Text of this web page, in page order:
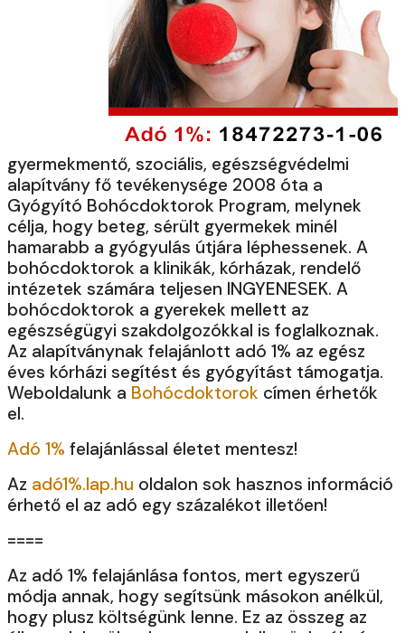
gyermekmentő, szociális, egészségvédelmi
alapítvány fő tevékenysége 2008 óta a
Gyógyító Bohócdoktorok Program, melynek
célja, hogy beteg, sérült gyermekek minél
hamarabb a gyógyulás útjára léphessenek. A
bohócdoktorok a klinikák, kórházak, rendelő
intézetek számára teljesen INGYENESEK. A
bohócdoktorok a gyerekek mellett az
egészségügyi szakdolgozókkal is foglalkoznak.
Az alapítványnak felajánlott adó 1% az egész
éves kórházi segítést és gyógyítást támogatja.
Weboldalunk a Bohócdoktorok címen érhetők
el.
Adó 1% felajánlással életet mentesz!
Az adó1%.lap.hu oldalon sok hasznos információ
érhető el az adó egy százalékot illetően!
====
Az adó 1% felajánlása fontos, mert egyszerű
módja annak, hogy segítsünk másokon anélkül,
hogy plusz költségünk lenne. Ez az összeg az